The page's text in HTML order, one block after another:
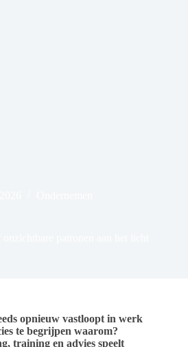
opnieuw vastloopt in werk
te begrijpen waarom?
training en advies speelt